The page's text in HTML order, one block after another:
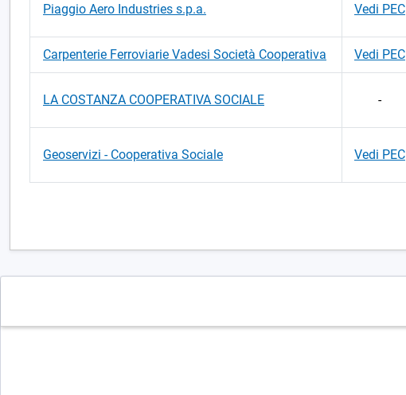
Piaggio Aero Industries s.p.a. Vedi PEC
Carpenterie Ferroviarie Vadesi Società Cooperativa Vedi PEC
LA COSTANZA COOPERATIVA SOCIALE -
Geoservizi - Cooperativa Sociale Vedi PEC